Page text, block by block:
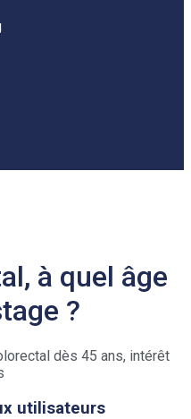
à quel âge
?
utilisateurs